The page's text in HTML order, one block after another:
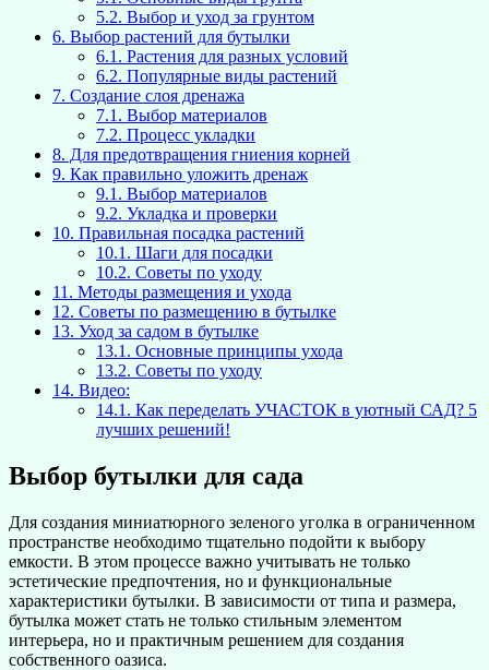
5.2. Выбор и уход за грунтом
6. Выбор растений для бутылки
6.1. Растения для разных условий
6.2. Популярные виды растений
7. Создание слоя дренажа
7.1. Выбор материалов
7.2. Процесс укладки
8. Для предотвращения гниения корней
9. Как правильно уложить дренаж
9.1. Выбор материалов
9.2. Укладка и проверки
10. Правильная посадка растений
10.1. Шаги для посадки
10.2. Советы по уходу
11. Методы размещения и ухода
12. Советы по размещению в бутылке
13. Уход за садом в бутылке
13.1. Основные принципы ухода
13.2. Советы по уходу
14. Видео:
14.1. Как переделать УЧАСТОК в уютный САД? 5
лучших решений!
Выбор бутылки для сада
Для создания миниатюрного зеленого уголка в ограниченном
пространстве необходимо тщательно подойти к выбору
емкости. В этом процессе важно учитывать не только
эстетические предпочтения, но и функциональные
характеристики бутылки. В зависимости от типа и размера,
бутылка может стать не только стильным элементом
интерьера, но и практичным решением для создания
собственного оазиса.